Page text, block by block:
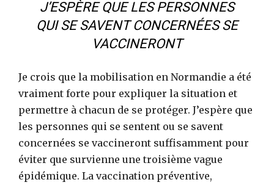
J’ESPÈRE QUE LES PERSONNES
QUI SE SAVENT CONCERNÉES SE
VACCINERONT
Je crois que la mobilisation en Normandie a été
vraiment forte pour expliquer la situation et
permettre à chacun de se protéger. J’espère que
les personnes qui se sentent ou se savent
concernées se vaccineront suffisamment pour
éviter que survienne une troisième vague
épidémique. La vaccination préventive,